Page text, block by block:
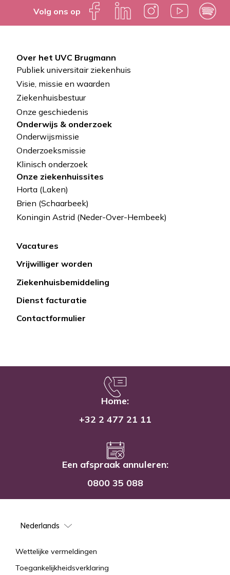
Volg ons op
Pied
de
page
Over het UVC Brugmann
Publiek universitair ziekenhuis
Visie, missie en waarden
Ziekenhuisbestuur
Onze geschiedenis
Onderwijs & onderzoek
Onderwijsmissie
Onderzoeksmissie
Klinisch onderzoek
Onze ziekenhuissites
Horta (Laken)
Brien (Schaarbeek)
Koningin Astrid (Neder-Over-Hembeek)
Lien
rapide
Vacatures
Vrijwilliger worden
Ziekenhuisbemiddeling
Dienst facturatie
Contactformulier
Home:
+32 2 477 21 11
Een afspraak annuleren:
0800 35 088
your
Mentions
Wettelijke vermeldingen
Toegankelijkheidsverklaring